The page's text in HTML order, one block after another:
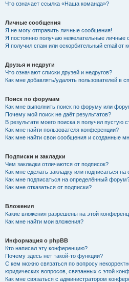
Что означает ссылка «Наша команда»?
Личные сообщения
Я не могу отправить личные сообщения!
Я постоянно получаю нежелательные личные
Я получил спам или оскорбительный email от
Друзья и недруги
Что означают списки друзей и недругов?
Как мне добавлять/удалять пользователей в
Поиск по форумам
Как мне выполнить поиск по форуму или
Почему мой поиск не даёт результатов?
В результате моего поиска я получил пустую
Как мне найти пользователя конференции?
Как мне найти свои сообщения и созданные
Подписки и закладки
Чем закладки отличаются от подписок?
Как мне сделать закладку или подписаться
Как мне подписаться на определённый
Как мне отказаться от подписки?
Вложения
Какие вложения разрешены на этой
Как мне найти мои вложения?
Информация о phpBB
Кто написал эту конференцию?
Почему здесь нет такой-то функции?
С кем можно связаться по вопросу
юридических вопросов, связанных с этой
Как мне связаться с администратором